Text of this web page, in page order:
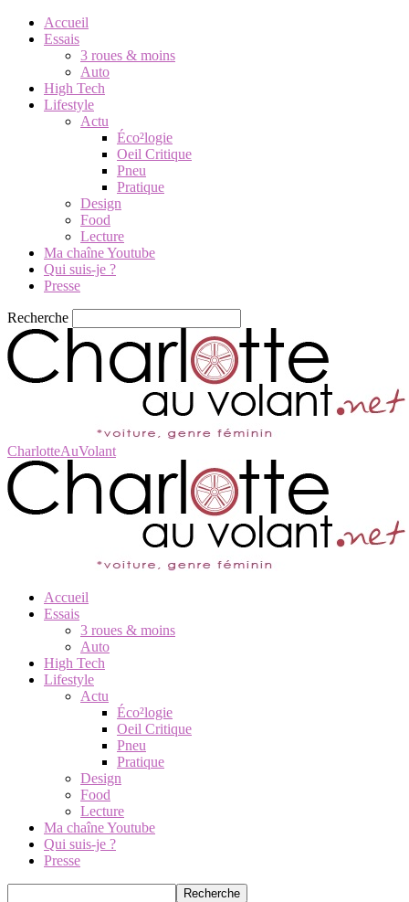
Accueil
Essais
3 roues & moins
Auto
High Tech
Lifestyle
Actu
Éco²logie
Oeil Critique
Pneu
Pratique
Design
Food
Lecture
Ma chaîne Youtube
Qui suis-je ?
Presse
Recherche
CharlotteAuVolant
Accueil
Essais
3 roues & moins
Auto
High Tech
Lifestyle
Actu
Éco²logie
Oeil Critique
Pneu
Pratique
Design
Food
Lecture
Ma chaîne Youtube
Qui suis-je ?
Presse